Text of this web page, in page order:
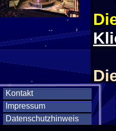
Kontakt
Impressum
Datenschutzhinweis